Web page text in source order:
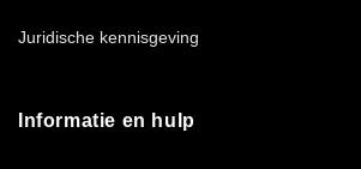
Juridische kennisgeving
Informatie en hulp